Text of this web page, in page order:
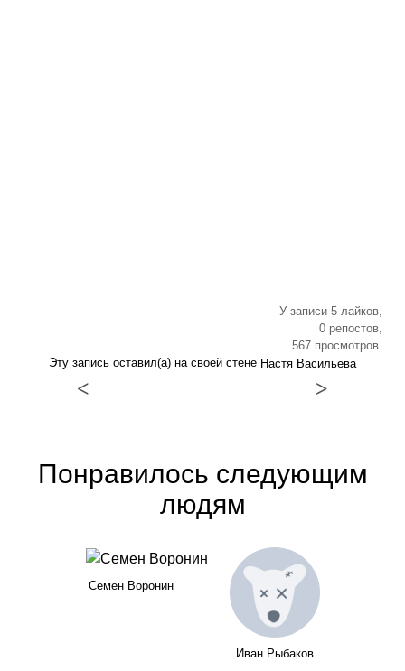
У записи 5 лайков,
0 репостов,
567 просмотров.
Эту запись оставил(а) на своей стене Настя Васильева
< >
Понравилось следующим
людям
Семен Воронин
Иван Рыбаков